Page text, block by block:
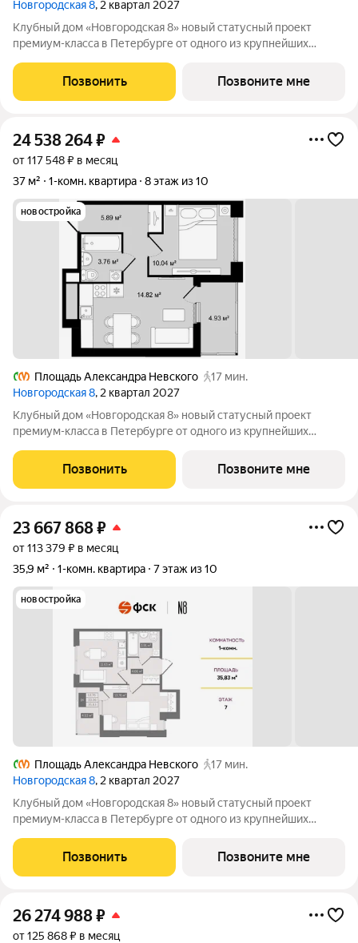
Новгородская 8, 2 квартал 2027
Клубный дом «Новгородская 8» новый статусный проект
премиум-класса в Петербурге от одного из крупнейших
Новгородской улице в районе со сложившейся
инфраструктурой, в непосредственной близости
Позвонить Позвоните мне
24 538 264₽
от 117 548 ₽ в месяц
37 м²
1-комн. квартира 8 этаж из 10
новостройка
Площадь Александра Невского
17 мин.
Новгородская 8, 2 квартал 2027
Клубный дом «Новгородская 8» новый статусный проект
премиум-класса в Петербурге от одного из крупнейших
Новгородской улице в районе со сложившейся
инфраструктурой, в непосредственной близости
Позвонить Позвоните мне
23 667 868₽
от 113 379 ₽ в месяц
35,9 м²
1-комн. квартира 7 этаж из 10
новостройка
Площадь Александра Невского
17 мин.
Новгородская 8, 2 квартал 2027
Клубный дом «Новгородская 8» новый статусный проект
премиум-класса в Петербурге от одного из крупнейших
Новгородской улице в районе со сложившейся
инфраструктурой, в непосредственной близости
Позвонить Позвоните мне
26 274 988₽
от 125 868 ₽ в месяц